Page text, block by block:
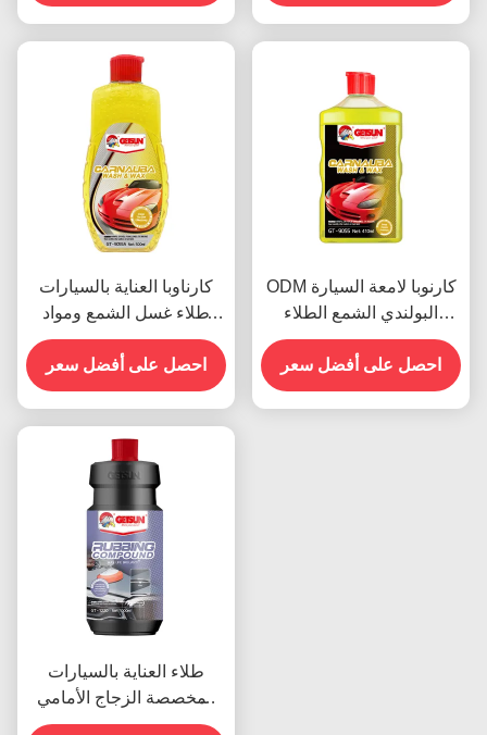
كارناوبا العناية بالسيارات
طلاء غسل الشمع ومواد
البولندية 500 مل OEM
احصل على أفضل سعر
ODM كارنوبا لامعة السيارة
البولندي الشمع الطلاء
السيارات
احصل على أفضل سعر
طلاء العناية بالسيارات
المخصصة الزجاج الأمامي
السيارات مضاد فرك 1000